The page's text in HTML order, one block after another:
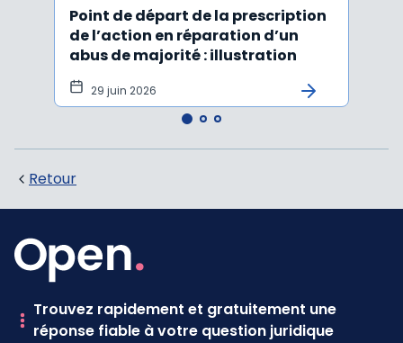
Point de départ de la prescription
de l’action en réparation d’un
abus de majorité : illustration
29 juin 2026
Retour
Trouvez rapidement et gratuitement une
réponse fiable à votre question juridique